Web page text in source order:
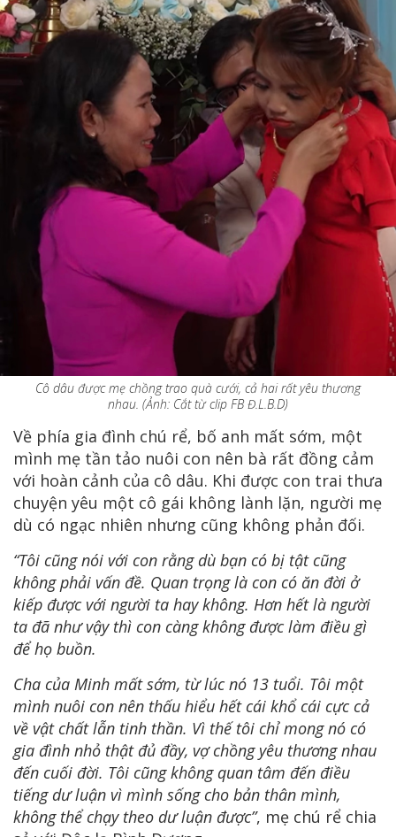
Cô dâu được mẹ chồng trao quà cưới, cả hai rất yêu thương
nhau. (Ảnh: Cắt từ clip FB Đ.L.B.D)
Về phía gia đình chú rể, bố anh mất sớm, một
mình mẹ tần tảo nuôi con nên bà rất đồng cảm
với hoàn cảnh của cô dâu. Khi được con trai thưa
chuyện yêu một cô gái không lành lặn, người mẹ
dù có ngạc nhiên nhưng cũng không phản đối.
“Tôi cũng nói với con rằng dù bạn có bị tật cũng
không phải vấn đề. Quan trọng là con có ăn đời ở
kiếp được với người ta hay không. Hơn hết là người
ta đã như vậy thì con càng không được làm điều gì
để họ buồn.
Cha của Minh mất sớm, từ lúc nó 13 tuổi. Tôi một
mình nuôi con nên thấu hiểu hết cái khổ cái cực cả
về vật chất lẫn tinh thần. Vì thế tôi chỉ mong nó có
gia đình nhỏ thật đủ đầy, vợ chồng yêu thương nhau
đến cuối đời. Tôi cũng không quan tâm đến điều
tiếng dư luận vì mình sống cho bản thân mình,
không thể chạy theo dư luận được”, mẹ chú rể chia